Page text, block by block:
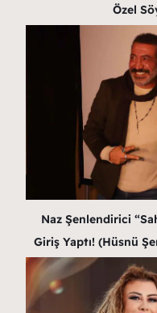
Özel
Naz Şenlendirici
Giriş Yaptı! (Hüsnü